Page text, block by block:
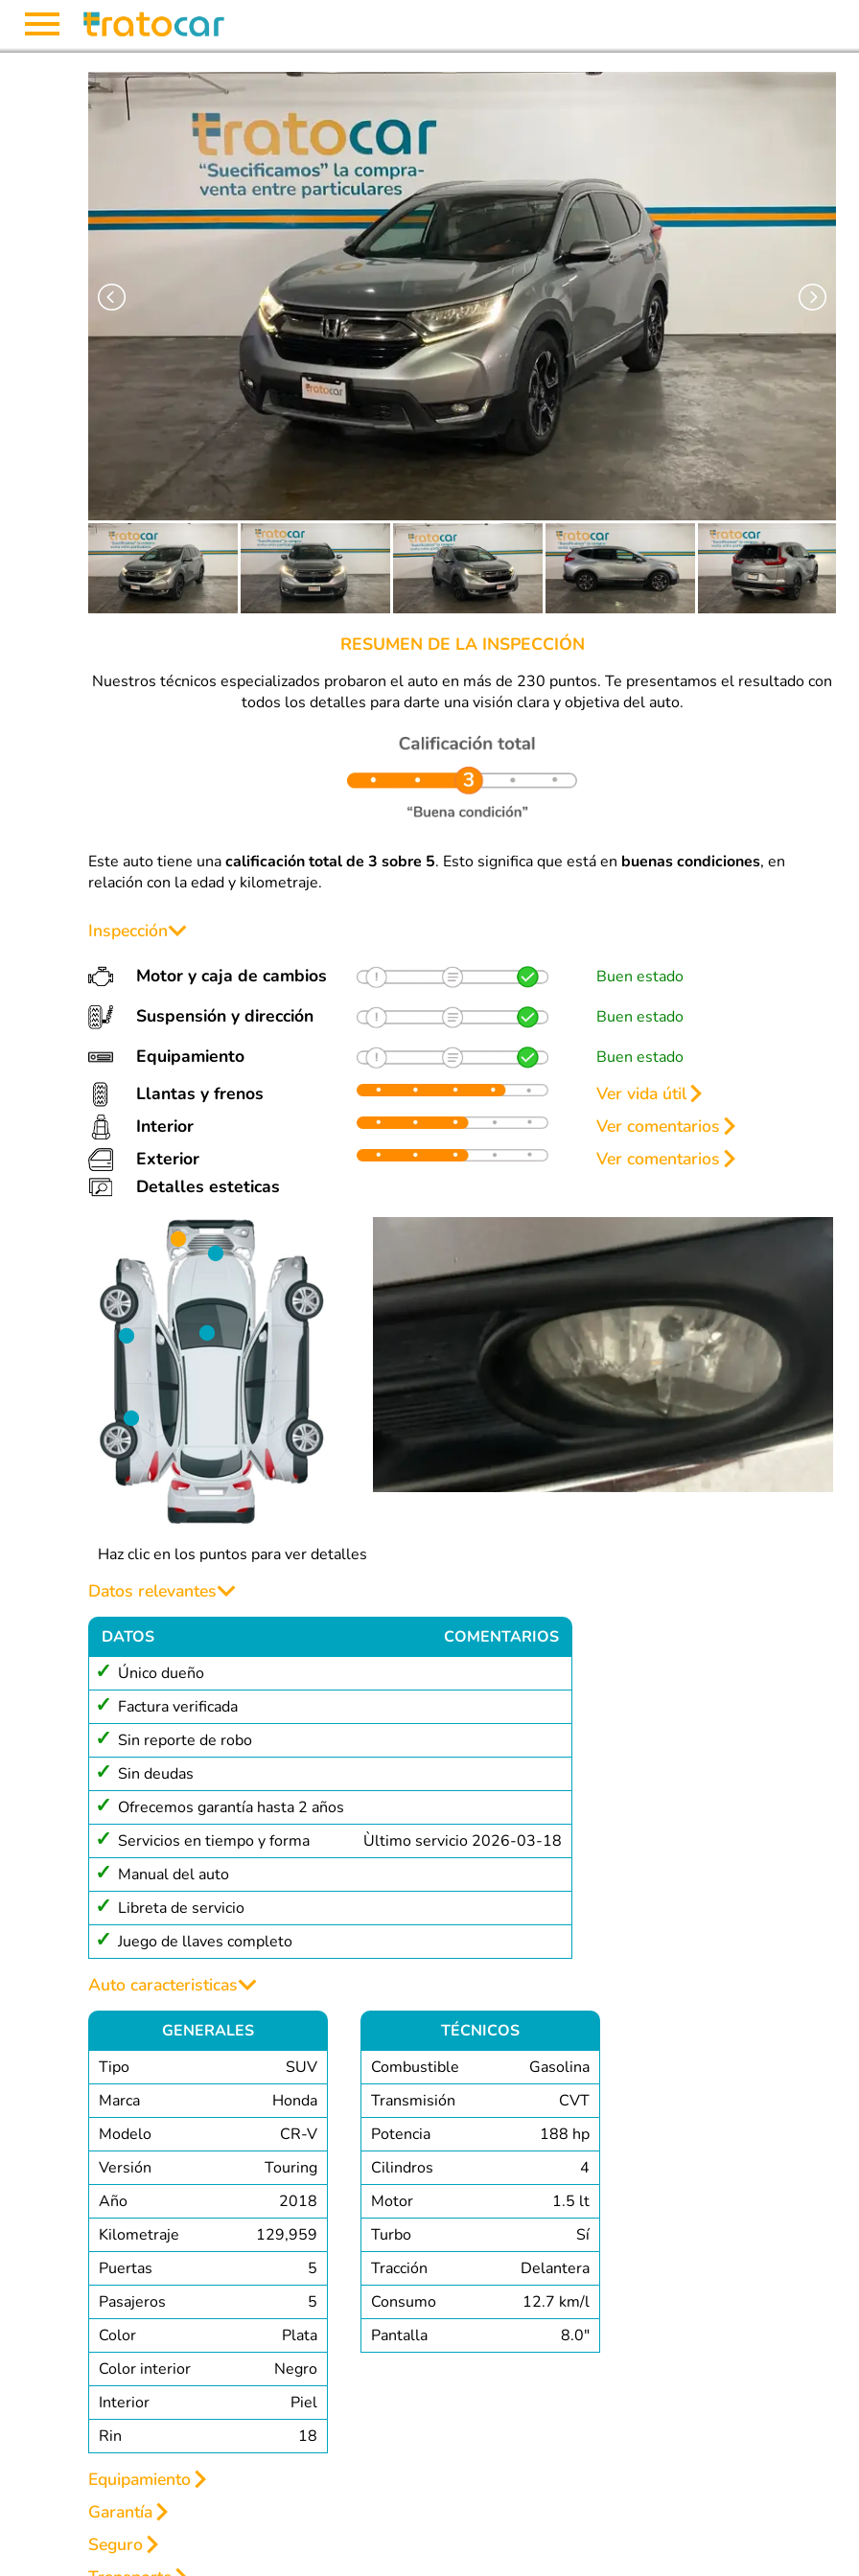
RESUMEN DE LA INSPECCIÓN
Nuestros técnicos especializados probaron el auto en más de 230 puntos. Te presentamos el resultado con
todos los detalles para darte una visión clara y objetiva del auto.
Este auto tiene unacalificación total de 3 sobre 5. Esto significa que está en buenas condiciones, en
relación con la edad y kilometraje.
Inspección
Motor y caja de cambios
Buen estado
Suspensión y dirección Buen estado
Equipamiento Buen estado
Llantas y frenos
Ver vida útil
90%
25%
25%
Frenos
50%
50%
Interior Ver comentarios
Desgaste de uso normal
Exterior Ver comentarios
Algunas detalles estéticas (ver fotos). Leve granizado (pide cotización de arreglo).
• Facia delantera
• Cofre
• Salpicadero
• Puerta
Detalles esteticas
Haz clic en los puntos para ver detalles
Datos relevantes
DATOS
COMENTARIOS
Único dueño
Factura verificada
Sin reporte de robo
Sin deudas
Ofrecemos garantía hasta 2 años
Servicios en tiempo y forma
Ùltimo servicio 2026-03-18
Manual del auto
Libreta de servicio
Juego de llaves completo
Auto caracteristicas
GENERALES
Tipo
SUV
Marca
Honda
Modelo
CR-V
Versión
Touring
Año
2018
Kilometraje
129,959
Puertas
5
Pasajeros
5
Color
Plata
Color interior
Negro
Interior
Piel
Rin
18
TÉCNICOS
Combustible
Gasolina
Transmisión
CVT
Potencia
188 hp
Cilindros
4
Motor
1.5 lt
Turbo
Sí
Tracción
Delantera
Consumo
12.7 km/l
Pantalla
8.0″
Equipamiento
INTERIOR
Garantía
Seguro